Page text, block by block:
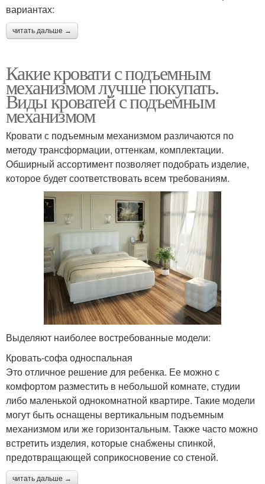
вариантах:
читать дальше →
Какие кровати с подъемным
механизмом лучше покупать.
Виды кроватей с подъемным
механизмом
Кровати с подъемным механизмом различаются по
методу трансформации, оттенкам, комплектации.
Обширный ассортимент позволяет подобрать изделие,
которое будет соответствовать всем требованиям.
Выделяют наиболее востребованные модели:
Кровать-софа односпальная
Это отличное решение для ребенка. Ее можно с
комфортом разместить в небольшой комнате, студии
либо маленькой однокомнатной квартире. Такие модели
могут быть оснащены вертикальным подъемным
механизмом или же горизонтальным. Также часто можно
встретить изделия, которые снабжены спинкой,
предотвращающей соприкосновение со стеной.
читать дальше →